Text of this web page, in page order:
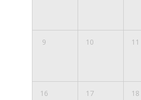
9 10 11
16 17 18